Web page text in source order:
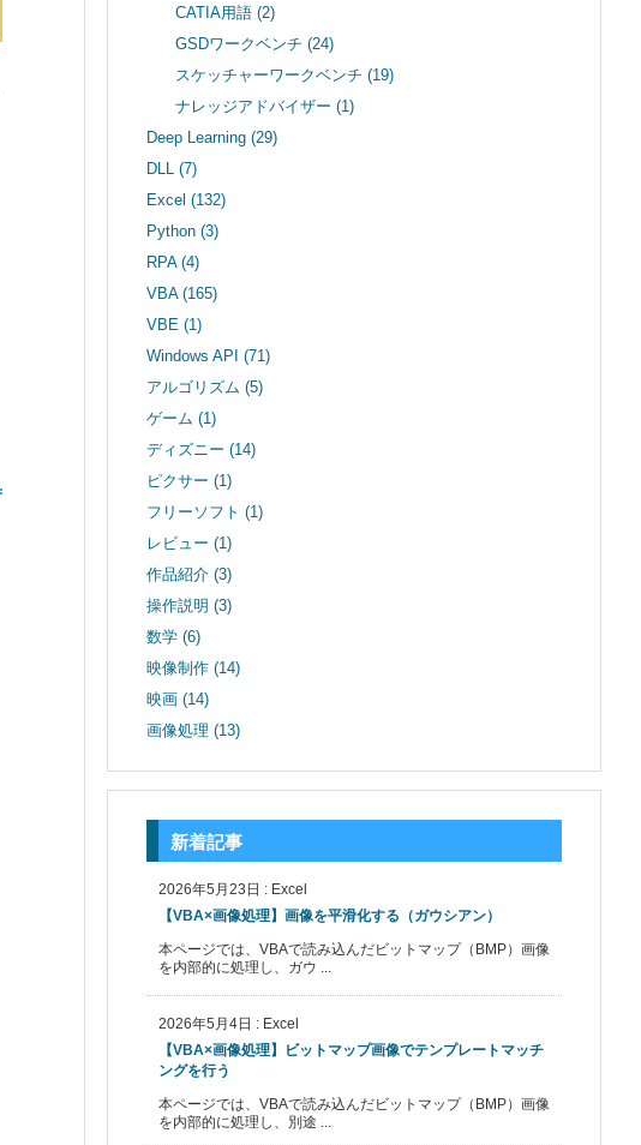
CATIA用語(2)
GSDワークベンチ(24)
スケッチャーワークベンチ(19)
ナレッジアドバイザー(1)
Deep Learning (29)
DLL (7)
Excel (132)
Python (3)
RPA (4)
VBA (165)
VBE (1)
Windows API (71)
アルゴリズム (5)
ゲーム (1)
ディズニー (14)
ピクサー (1)
フリーソフト (1)
レビュー (1)
作品紹介 (3)
操作説明 (3)
数学 (6)
映像制作 (14)
映画 (14)
画像処理 (13)
新着記事
2026年5月23日 : Excel
【VBA×画像処理】画像を平滑化する（ガウシアン）
本ページでは、VBAで読み込んだビットマップ（BMP）画像
を内部的に処理し、ガウ ...
2026年5月4日 : Excel
【VBA×画像処理】ビットマップ画像でテンプレートマッチ
ングを行う
本ページでは、VBAで読み込んだビットマップ（BMP）画像
を内部的に処理し、別途 ...